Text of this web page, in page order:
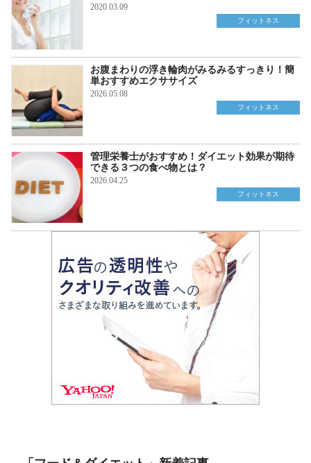
2020.03.09
フィットネス
お腹まわりの浮き輪肉がみるみるすっきり！簡
単おすすめエクササイズ
2026.05.08
フィットネス
管理栄養士がおすすめ！ダイエット効果が期待
できる３つの食べ物とは？
2026.04.25
フィットネス